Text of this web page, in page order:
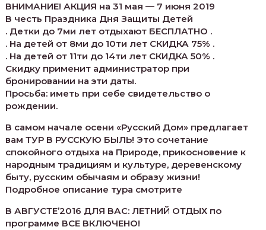
ВНИМАНИЕ! АКЦИЯ на 31 мая — 7 июня 2019
В честь Праздника Дня Защиты Детей
. Детки до 7ми лет отдыхают БЕСПЛАТНО .
. На детей от 8ми до 10ти лет СКИДКА 75% .
. На детей от 11ти до 14ти лет СКИДКА 50% .
Скидку применит администратор при
бронировании на эти даты.
Просьба: иметь при себе свидетельство о
рождении.
В самом начале осени «Русский Дом» предлагает
вам ТУР В РУССКУЮ БЫЛЬ! Это сочетание
спокойного отдыха на Природе, прикосновение к
народным традициям и культуре, деревенскому
быту, русским обычаям и образу жизни!
Подробное описание тура смотрите
В АВГУСТЕ’2016 ДЛЯ ВАС: ЛЕТНИЙ ОТДЫХ по
программе ВСЕ ВКЛЮЧЕНО!